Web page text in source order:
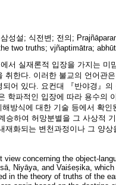
성설; 식전변; 전의;
two truths; vjñaptimātra;
서 실재론적 입장을 가지는 미
한다. 이러한 불교의 언어관
어 있다. 요컨대 『반야경』의
학파적인 입장에 따라 용수의
방식에 대한 기술 등에서 확인
승하여 허망분별을 그 사상적
화되는 변천과정이나 그 양
concerning the object-
Niyāya, and Vaiśeșika,
in the theory of truths of the